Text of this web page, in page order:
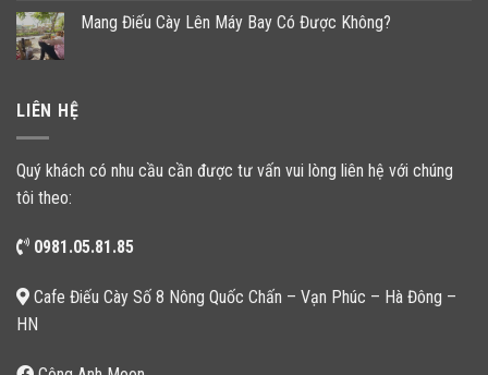
Mang Điếu Cày Lên Máy Bay Có Được Không?
LIÊN HỆ
Quý khách có nhu cầu cần được tư vấn vui lòng liên hệ với chúng
tôi theo:
0981.05.81.85
Cafe Điếu Cày Số 8 Nông Quốc Chấn – Vạn Phúc – Hà Đông –
HN